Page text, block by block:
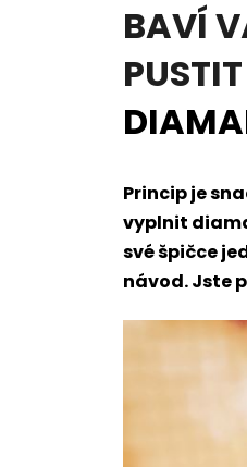
BAVÍ
Princip je
vyplnit
své špičce
návod. Jste